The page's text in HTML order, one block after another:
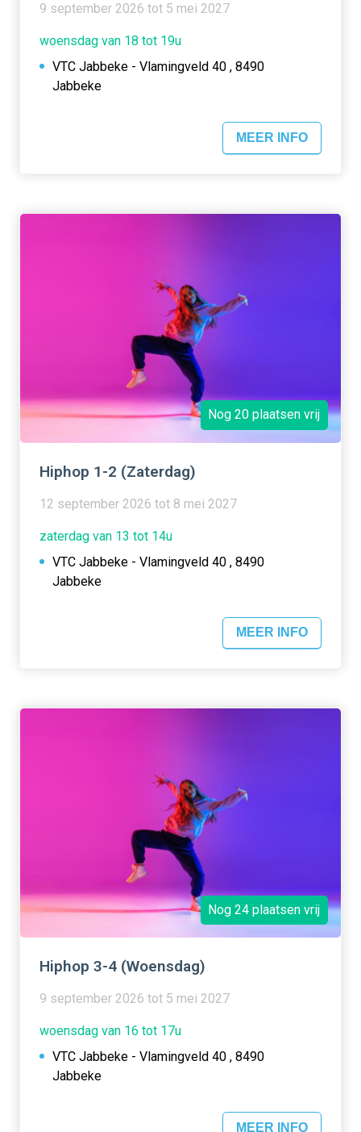
9 september 2026 tot 5 mei 2027
woensdag van 18 tot 19u
VTC Jabbeke - Vlamingveld 40 , 8490
Jabbeke
MEER INFO
Nog 20 plaatsen vrij
Hiphop 1-2 (Zaterdag)
12 september 2026 tot 8 mei 2027
zaterdag van 13 tot 14u
VTC Jabbeke - Vlamingveld 40 , 8490
Jabbeke
MEER INFO
Nog 24 plaatsen vrij
Hiphop 3-4 (Woensdag)
9 september 2026 tot 5 mei 2027
woensdag van 16 tot 17u
VTC Jabbeke - Vlamingveld 40 , 8490
Jabbeke
MEER INFO